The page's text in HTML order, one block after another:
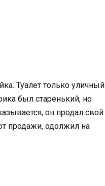
Туалет только уличный
был старенький, но
он продал свой
продажи, одолжил на